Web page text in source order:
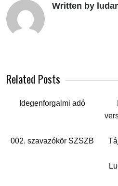
Written by
Related Posts
Idegenforgalmi adó
002. szavazókör SZSZB